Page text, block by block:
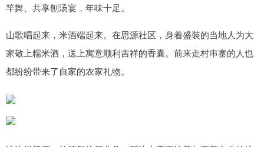
竿舞、共享刨汤宴，年味十足。
山歌唱起来，米酒端起来。在思源社区，身着盛装的当地人为大
家敬上糯米酒，送上寓意顺利吉祥的香囊。前来走村串寨的人也
都纷纷带来了自家的农家礼物。